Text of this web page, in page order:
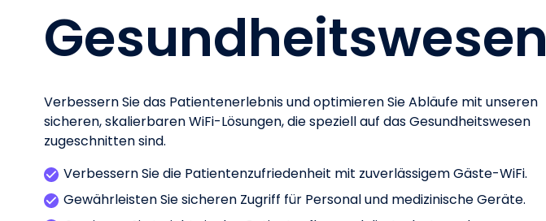
Gesundheitswesen
Verbessern Sie das Patientenerlebnis und optimieren Sie Abläufe mit unseren
sicheren, skalierbaren WiFi-Lösungen, die speziell auf das Gesundheitswesen
zugeschnitten sind.
Verbessern Sie die Patientenzufriedenheit mit zuverlässigem Gäste-WiFi.
Gewährleisten Sie sicheren Zugriff für Personal und medizinische Geräte.